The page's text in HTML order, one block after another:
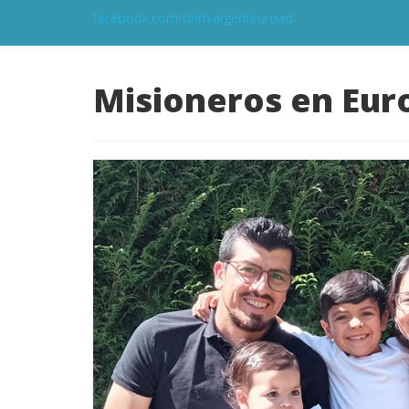
facebook.com/dnm.argentina.uad
Misioneros en